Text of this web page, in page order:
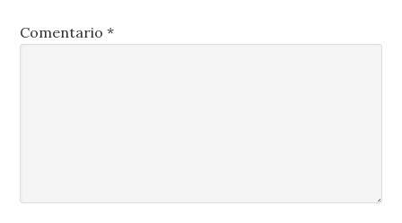
Comentario*